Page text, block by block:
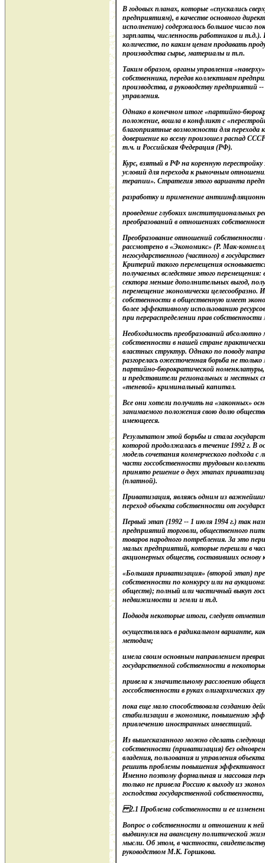
В годовых планах, которые «спускались
предприятиям), в качестве основного
исполнению) содержалось большое число
зарплаты, численность работников и т.д.).
количестве, по каким ценам продавать
производства сырье, материалы и т.п.
Таким образом, органы управления
собственника, передав коллективам
производства, а руководству предприятий
управления.
Однако в конечном итоге «партийно-
положение, вошла в конфликт с
благоприятные возможности для
довершение ко всему произошел распад
т.ч. и Российская Федерация (РФ).
Курс, взятый в РФ на коренную
условий для перехода к рыночным
терапии». Стратегия этого варианта
разработку и применение
проведение глубоких институциональных
преобразований в отношениях
Преобразование отношений
рассмотрено в «Экономикс» (Р. Мак-
негосударственного (частного) в
Критерий такого перемещения
получаемых вследствие этого
сектора меньше дополнительных выгод,
перемещение экономически целесообразно.
собственности в общественную имеет
более эффективному использованию
при перераспределении прав
Необходимость преобразований абсолютно
собственности в нашей стране
властных структур. Однако по поводу
разгорелась ожесточенная борьба не
партийно-бюрократической
и представители региональных и местных
«теневой» криминальный капитал.
Все они хотели получить на «законных»
занимаемого положения свою долю
имеющееся.
Результатом этой борьбы и стала
которой продолжалась в течение 1992 г. В
модель сочетания коммерческого подхода с
части госсобственности трудовым
принято решение о двух этапах
(платной).
Приватизация, являясь одним из
переход объекта собственности от
Первый этап (1992 -- 1 июля 1994 г.) так
предприятий торговли, общественного
товаров народного потребления. За это
малых предприятий, которые перешли в
акционерных обществ, составивших основу
«Большая приватизация» (второй этап)
собственности по конкурсу или на
обществ); полный или частичный выкуп
недвижимости и земли и т.д.
Подводя некоторые итоги, следует
осуществлялась в радикальном варианте,
методам;
имела своим основным направлением
государственной собственности в
привела к значительному расслоению
госсобственности в руках олигархических
пока еще мало способствовала созданию
стабилизации в экономике, повышению
привлечению иностранных инвестиций.
Из вышесказанного можно сделать
собственности (приватизация) без
владения, пользования и управления
решить проблемы повышения
Именно поэтому формальная и массовая
только не привела Россию к выходу из
господства государственной собственности,
2.1 Проблема собственности и ее
Вопрос о собственности и отношении к ней
выдвинулся на авансцену политической
мысли. Об этом, в частности,
руководством М.К. Горшкова.